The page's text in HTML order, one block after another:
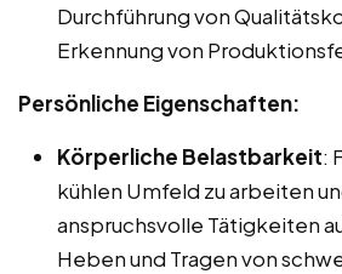
Durchführung von
Erkennung von
Persönliche Eigenschaften:
Körperliche Belastbarkeit:
kühlen Umfeld zu arbeiten
anspruchsvolle Tätigkeiten
Heben und Tragen von